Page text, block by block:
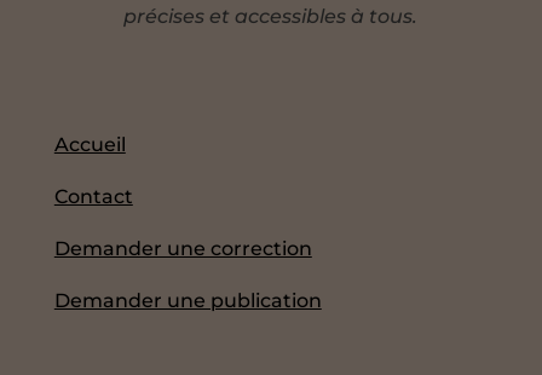
précises et accessibles à tous.
Accueil
Contact
Demander une correction
Demander une publication